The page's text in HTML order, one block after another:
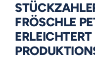
FRÖSCHLE
ERLEICHTERT